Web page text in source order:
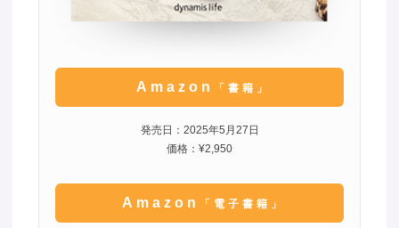
Amazon 「書籍」
発売日：2025年5月27日
価格：¥2,950
Amazon 「電子書籍」